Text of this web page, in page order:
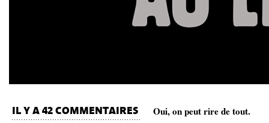
IL Y A 42 COMMENTAIRES Oui, on peut rire de tout.